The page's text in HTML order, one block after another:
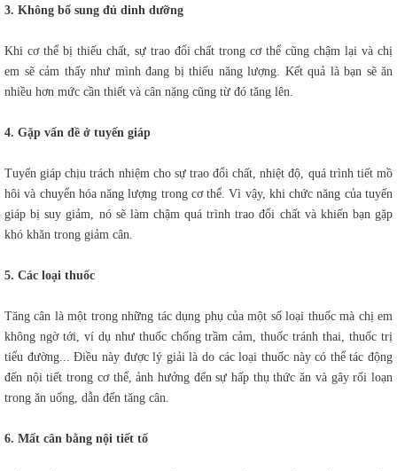
3. Không bổ sung đủ dinh dưỡng
Khi cơ thể bị thiếu chất, sự trao đổi chất trong cơ thể cũng chậm lại và chị
em sẽ cảm thấy như mình đang bị thiếu năng lượng. Kết quả là bạn sẽ ăn
nhiều hơn mức cần thiết và cân nặng cũng từ đó tăng lên.
4. Gặp vấn đề ở tuyến giáp
Tuyến giáp chịu trách nhiệm cho sự trao đổi chất, nhiệt độ, quá trình tiết mồ
hôi và chuyển hóa năng lượng trong cơ thể. Vì vậy, khi chức năng của tuyến
giáp bị suy giảm, nó sẽ làm chậm quá trình trao đổi chất và khiến bạn gặp
khó khăn trong giảm cân.
5. Các loại thuốc
Tăng cân là một trong những tác dụng phụ của một số loại thuốc mà chị em
không ngờ tới, ví dụ như thuốc chống trầm cảm, thuốc tránh thai, thuốc trị
tiểu đường... Điều này được lý giải là do các loại thuốc này có thể tác động
đến nội tiết trong cơ thể, ảnh hưởng đến sự hấp thụ thức ăn và gây rối loạn
trong ăn uống, dẫn đến tăng cân.
6. Mất cân bằng nội tiết tố